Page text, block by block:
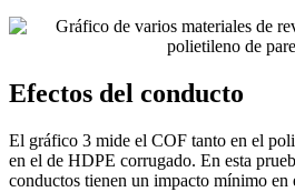
Efectos del conducto
El gráfico 3 mide el COF tanto en el
en el de HDPE corrugado. En esta
conductos tienen un impacto mínimo en